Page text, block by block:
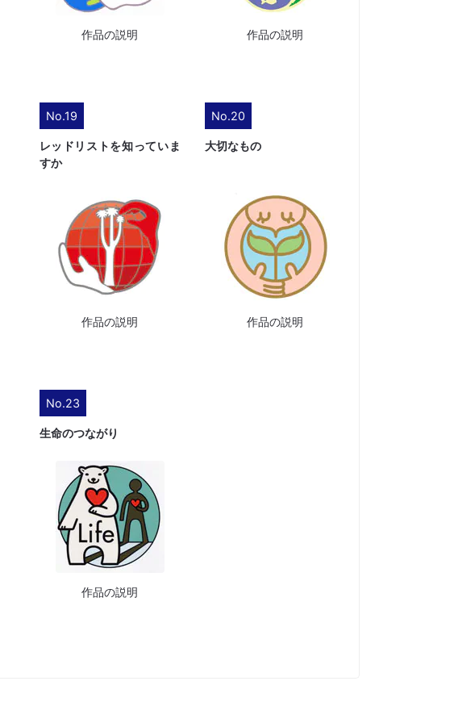
作品の説明 作品の説明
No.19
レッドリストを知っていま
すか
作品の説明
No.20
大切なもの
作品の説明
No.23
生命のつながり
作品の説明